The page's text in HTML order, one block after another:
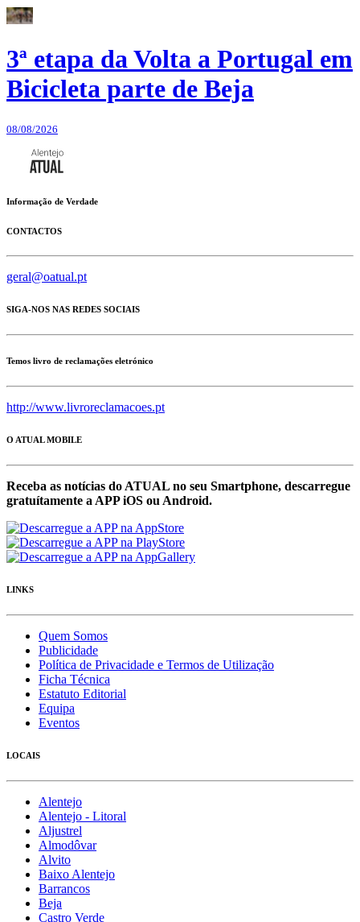
3ª etapa da Volta a Portugal em
Bicicleta parte de Beja
08/08/2026
Informação de Verdade
CONTACTOS
geral@oatual.pt
SIGA-NOS NAS REDES SOCIAIS
Temos livro de reclamações eletrónico
http://www.livroreclamacoes.pt
O ATUAL MOBILE
Receba as notícias do ATUAL no seu Smartphone, descarregue
gratuítamente a APP iOS ou Android.
LINKS
Quem Somos
Publicidade
Política de Privacidade e Termos de Utilização
Ficha Técnica
Estatuto Editorial
Equipa
Eventos
LOCAIS
Alentejo
Alentejo - Litoral
Aljustrel
Almodôvar
Alvito
Baixo Alentejo
Barrancos
Beja
Castro Verde